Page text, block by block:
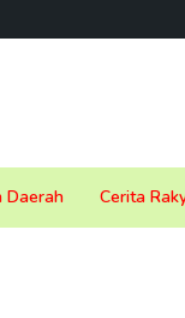
Daerah Cerita